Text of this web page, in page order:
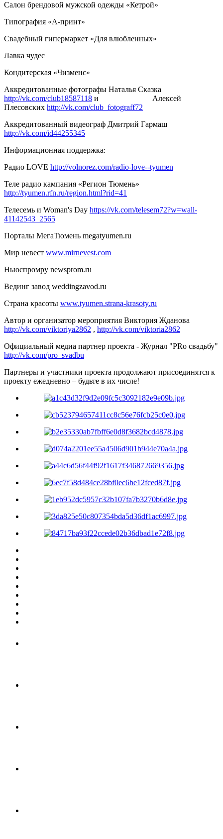
Салон брендовой мужской одежды «Кетрой»
Типография «А-принт»
Свадебный гипермаркет «Для влюбленных»
Лавка чудес
Кондитерская «Чизменс»
Аккредитованные фотографы Наталья Сказка
http://vk.com/club18587118 и Алексей
Плесовских http://vk.com/club_fotograff72
Аккредитованный видеограф Дмитрий Гармаш
http://vk.com/id44255345
Информационная поддержка:
Радио LOVE http://volnorez.com/radio-love--tyumen
Теле радио кампания «Регион Тюмень»
http://tyumen.rfn.ru/region.html?rid=41
Телесемь и Woman's Day https://vk.com/telesem72?w=wall-
41142543_2565
Порталы МегаТюмень megatyumen.ru
Мир невест www.mirnevest.com
Ньюспромру newsprom.ru
Вединг завод weddingzavod.ru
Страна красоты www.tyumen.strana-krasoty.ru
Автор и организатор мероприятия Виктория Жданова
http://vk.com/viktoriya2862 , http://vk.com/viktoria2862
Официальный медиа партнер проекта - Журнал "PRо свадьбу"
http://vk.com/pro_svadbu
Партнеры и участники проекта продолжают присоединятся к
проекту ежедневно – будьте в их числе!